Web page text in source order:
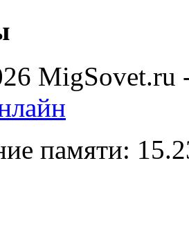
MigSovet.ru
памяти: